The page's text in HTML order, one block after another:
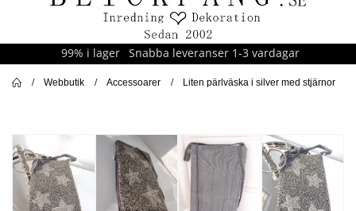
99% i lager Snabba leveranser 1-3 vardagar
Webbutik Accessoarer Liten pärlväska i silver med stjärnor